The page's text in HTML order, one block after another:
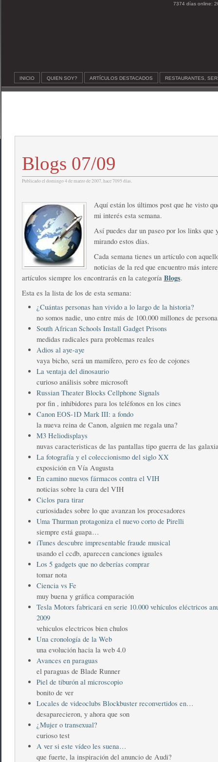
7374 días online:
INICIO QUIEN SOY? ARTÍCULOS DESTACADOS RESTAURANTES,
Blogs 07/09
Publicado el domingo 4 de marzo de 2007, hace 7095 días.
Aquí están los últimos post que he visto
mi interés esta semana.
Así puedes dar un paseo por los links que
mirando estos días.
Cada semana tienes un artículo con
noticias de la red que encuentro más
artículos siempre los encontrarás en la categoría Blogs.
Esta es la lista de los de esta semana:
¿Cuántas personas han vivido a lo largo de la historia?
no somos nadie, uno entre más de 100.000 millones de
South African Schools Install Gadget Prisons
medidas radicales para problemas reales
Adios al aye-aye
vaya bicho, será un mamífero, pero es feo de cojones
La ventaja del dinosaurio
curioso análisis sobre microsoft
Russian Theater Blocks Cellphone Signals
por fin , inhibidores para los teléfonos en los cines
Canon EOS-1D Mark III: a fondo
la nueva reina de Canon, alguien me regala una?
M3 Heliodisplays
nuvas caracteristicas de las pantallas tipo guerra de las
La fotografía y el coleccionismo del siglo XX
exposición en Vía Augusta
En camino nuevos fármacos contra el VIH
noticias sobre la cura del VIH
Ciclos para tirar
curiosidades sobre lo que avanzan los procesadores
Uma Thurman protagoniza el nuevo corto de Pirelli
siempre está guapa…
iTunes descubre impresentable fraude musical
usando el ccdb, aparecen canciones iguales
Los 5 gadgets que no deberías comprar
tomar nota
Ciencia vs Fe
muy buena y gráfica comparación
Tesla Motors fabricará en serie 10.000 vehículos eléctricos
2009
vehiculos electricos bien chulos
Una cronología de la Web
una evolución hacia la web 4.0
Avances en paraguas
el paraguas de Blade Runner
Piel de tiburón al microscopio
bonito de ver
Locales de videoclubs Blockbuster reconvertidos en…
desaparecieron, y ahora que son
¿Mujer o transexual?
curioso test
A ver si este vídeo les suena…
que fuerte, la inspiración del anuncio de Audi?